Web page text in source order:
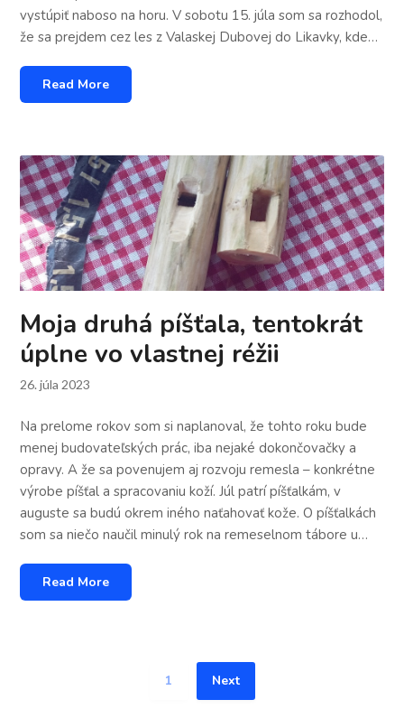
vystúpiť naboso na horu. V sobotu 15. júla som sa rozhodol,
že sa prejdem cez les z Valaskej Dubovej do Likavky, kde…
Read More
Moja druhá píšťala, tentokrát
úplne vo vlastnej réžii
26. júla 2023
Na prelome rokov som si naplanoval, že tohto roku bude
menej budovateľských prác, iba nejaké dokončovačky a
opravy. A že sa povenujem aj rozvoju remesla – konkrétne
výrobe píšťal a spracovaniu koží. Júl patrí píšťalkám, v
auguste sa budú okrem iného naťahovať kože. O píšťalkách
som sa niečo naučil minulý rok na remeselnom tábore u…
Read More
1 Next